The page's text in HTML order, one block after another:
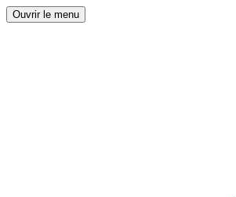
Ouvrir le menu